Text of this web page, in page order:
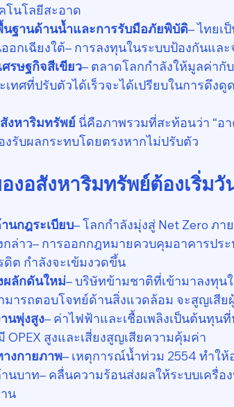
โนโลยีสะอาด
นฐานด้านน้ำและการรับมือภัยพิบัติ– ไทยเ
อกเฉียงใต้– การลงทุนในระบบป้องกันแล
รษฐกิจสีเขียว– ตลาดโลกกำลังให้มูลค่ากั
เทศที่ปรับตัวได้เร็วจะได้เปรียบในการดึง
งหาริมทรัพย์ นี่คือภาพรวมที่สะท้อนว่า “อ
รับผลกระทบโดยตรงหากไม่ปรับตัว
งอสังหาริมทรัพย์ต้องเริ่มวั
นกฎระเบียบ– โลกกำลังมุ่งสู่ Net Zero ภา
กล่าว– การออกกฎหมายควบคุมอาคารปร
ดิต กำลังจะเข้มงวดขึ้น
ผลักดันใหม่– บริษัทข้ามชาติที่เข้ามาลงทุน
มารถตอบโจทย์ด้านสิ่งแวดล้อม จะสูญเสี
นพุ่งสูง– ค่าไฟฟ้าและเชื้อเพลิงเป็นต้นทุน
OPEX สูงและเสี่ยงสูญเสียความคุ้มค่า
างกายภาพ– เหตุการณ์น้ำท่วม 2554 ทำใ
นบาท– คลื่นความร้อนส่งผลให้ระบบเครื่
น